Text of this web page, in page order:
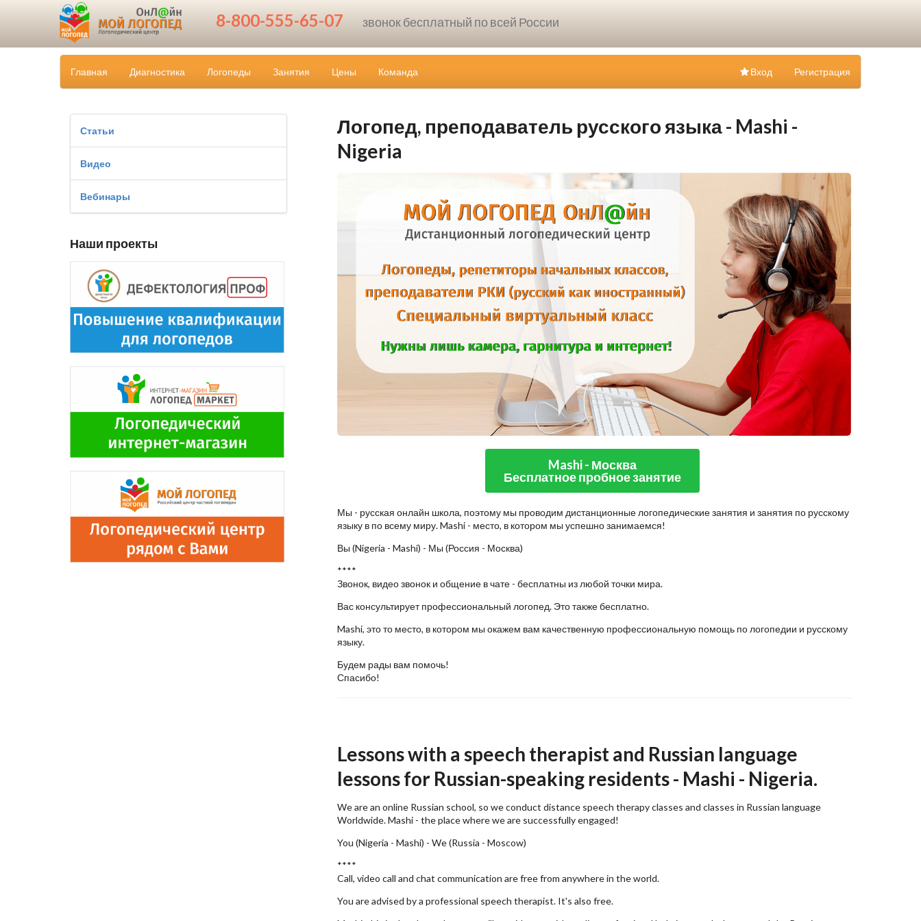
8-800-555-65-07 звонок бесплатный по всей России
Главная Диагностика Логопеды Занятия Цены Команда Регистрация
Вход
Статьи
Видео
Вебинары
Наши проекты
Логопед, преподаватель русского языка - Mashi -
Nigeria
Mashi - Москва
Бесплатное пробное занятие
Мы - русская онлайн школа, поэтому мы проводим дистанционные логопедические занятия и занятия по русскому
языку в по всему миру. Mashi - место, в котором мы успешно занимаемся!
Вы (Nigeria - Mashi) - Мы (Россия - Москва)
****
Звонок, видео звонок и общение в чате - бесплатны из любой точки мира.
Вас консультирует профессиональный логопед. Это также бесплатно.
Mashi, это то место, в котором мы окажем вам качественную профессиональную помощь по логопедии и русскому
языку.
Будем рады вам помочь!
Спасибо!
Lessons with a speech therapist and Russian language
lessons for Russian-speaking residents - Mashi - Nigeria.
We are an online Russian school, so we conduct distance speech therapy classes and classes in Russian language
Worldwide. Mashi - the place where we are successfully engaged!
You (Nigeria - Mashi) - We (Russia - Moscow)
****
Call, video call and chat communication are free from anywhere in the world.
You are advised by a professional speech therapist. It's also free.